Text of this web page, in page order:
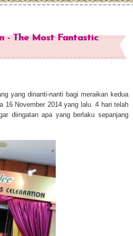
- The Most Fantastic
yang dinanti-nanti bagi meraikan kedua
16 November 2014 yang lalu. 4 hari telah
diingatan apa yang berlaku sepanjang